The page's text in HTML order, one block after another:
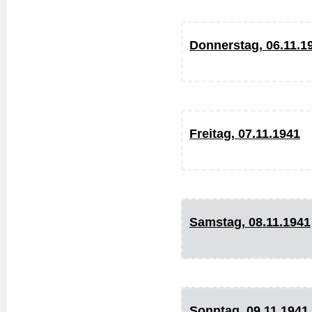
Donnerstag,
Freitag, 07.11.1941
Samstag, 08.11.1941